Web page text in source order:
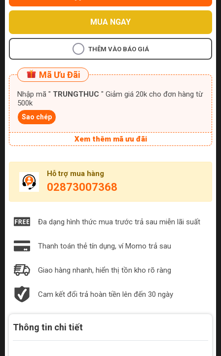
MUA NGAY
THÊM VÀO BÁO GIÁ
Mã Ưu Đãi
Nhập mã " TRUNGTHUC " Giảm giá 20k cho đơn hàng từ
500k
Sao chép
Xem thêm mã ưu đãi
Hỗ trợ mua hàng
02873007368
Đa dạng hình thức mua trước trả sau miễn lãi suất
Thanh toán thẻ tín dụng, ví Momo trả sau
Giao hàng nhanh, hiển thị tồn kho rõ ràng
Cam kết đổi trả hoàn tiền lên đến 30 ngày
Thông tin chi tiết